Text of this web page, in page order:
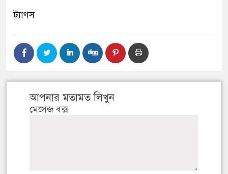
ট্যাগস
আপনার মতামত লিখুন
মেসেজ বক্স